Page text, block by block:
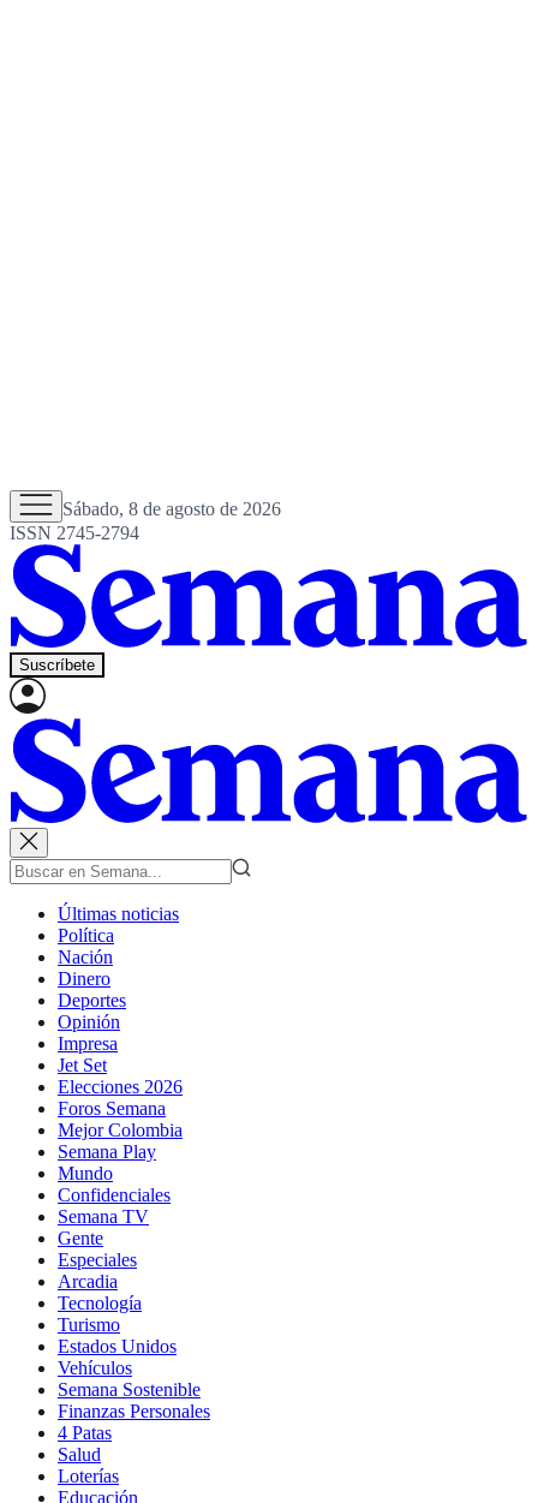
Sábado, 8 de agosto de 2026
ISSN 2745-2794
Suscríbete
Últimas noticias
Política
Nación
Dinero
Deportes
Opinión
Impresa
Jet Set
Elecciones 2026
Foros Semana
Mejor Colombia
Semana Play
Mundo
Confidenciales
Semana TV
Gente
Especiales
Arcadia
Tecnología
Turismo
Estados Unidos
Vehículos
Semana Sostenible
Finanzas Personales
4 Patas
Salud
Loterías
Educación